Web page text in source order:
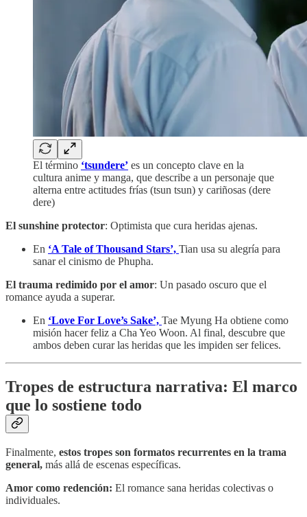
El término ‘tsundere’ es un concepto clave en la
cultura anime y manga, que describe a un personaje que
alterna entre actitudes frías (tsun tsun) y cariñosas (dere
dere)
El sunshine protector: Optimista que cura heridas ajenas.
En ‘A Tale of Thousand Stars’, Tian usa su alegría para
sanar el cinismo de Phupha.
El trauma redimido por el amor: Un pasado oscuro que el
romance ayuda a superar.
En ‘Love For Love’s Sake’, Tae Myung Ha obtiene como
misión hacer feliz a Cha Yeo Woon. Al final, descubre que
ambos deben curar las heridas que les impiden ser felices.
Tropes de estructura narrativa: El marco
que lo sostiene todo
Finalmente, estos tropes son formatos recurrentes en la trama
general, más allá de escenas específicas.
Amor como redención: El romance sana heridas colectivas o
individuales.